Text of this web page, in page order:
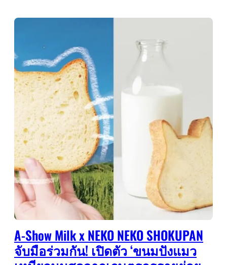
A-Show Milk x NEKO NEKO SHOKUPAN
จับมือร่วมกัน! เปิดตัว ‘ขนมปังแมว